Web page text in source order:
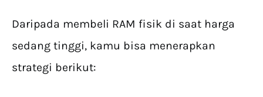
Daripada membeli RAM fisik di saat harga
sedang tinggi, kamu bisa menerapkan
strategi berikut: